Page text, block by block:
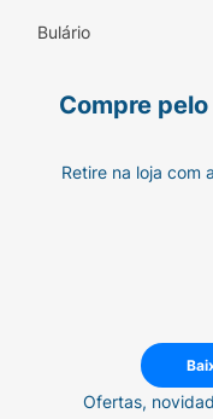
Bulário
Compre
Retire na loja com
Ofertas,